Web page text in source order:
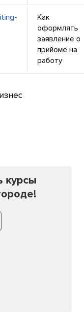
Как
оформлять
заявление о
прийоме на
работу
курсы